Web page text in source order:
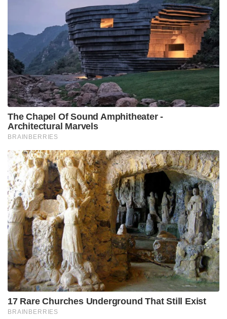
The Chapel Of Sound Amphitheater -
Architectural Marvels
BRAINBERRIES
17 Rare Churches Underground That Still Exist
BRAINBERRIES